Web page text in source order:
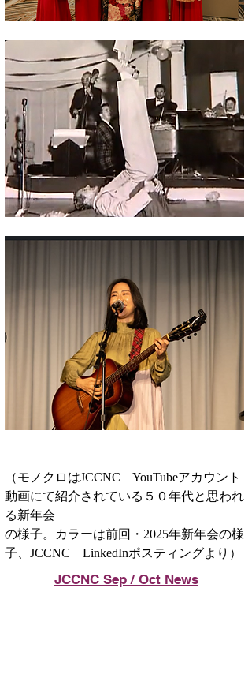
（モノクロはJCCNC　YouTubeアカウント
動画にて紹介されている５０年代と思われ
る新年会
の様子。カラーは前回・2025年新年会の様
子、JCCNC　LinkedInポスティングより）
JCCNC Sep / Oct News